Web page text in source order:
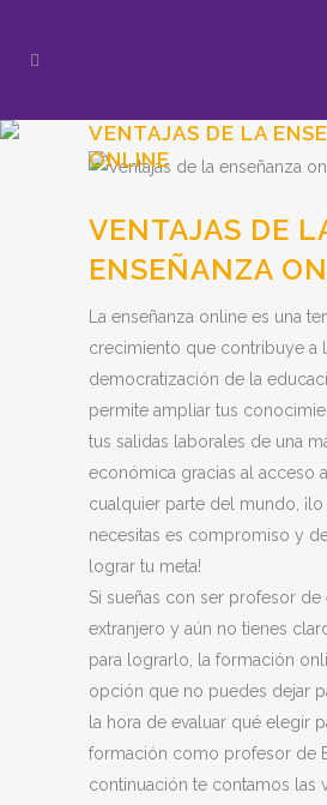
VENTAJAS DE LA
ONLINE
VENTAJAS DE
ENSEÑANZA
La enseñanza online es una
crecimiento que contribuye a
democratización de la
permite ampliar tus
tus salidas laborales de una
económica gracias al acceso
cualquier parte del mundo,
necesitas es compromiso y
lograr tu meta!
Si sueñas con ser profesor de
extranjero y aún no tienes
para lograrlo, la formación
opción que no puedes dejar
la hora de evaluar qué elegir
formación como profesor de
continuación te contamos las